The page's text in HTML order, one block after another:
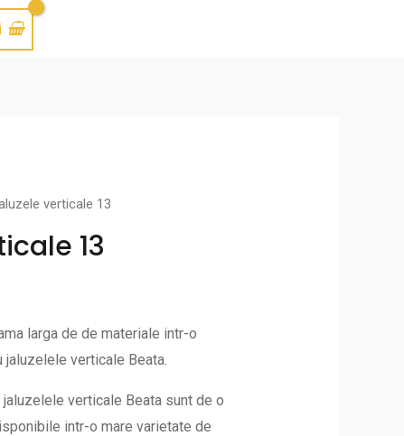
verticale 13
13
larga de de materiale intr-o
verticale Beata.
verticale Beata sunt de o
intr-o mare varietate de